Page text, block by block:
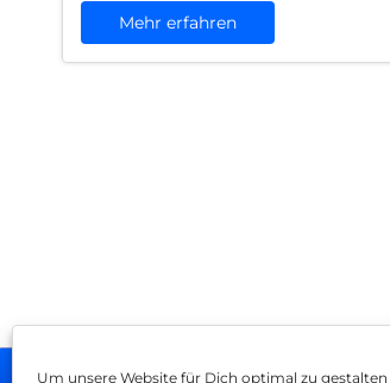
Um unsere Website für Dich optimal zu
Mehr erfahren